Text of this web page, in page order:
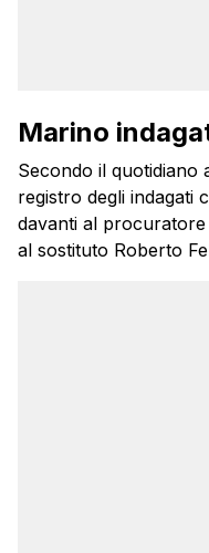
Marino
Secondo il quotidiano
registro degli indagati
davanti al
al sostituto Roberto